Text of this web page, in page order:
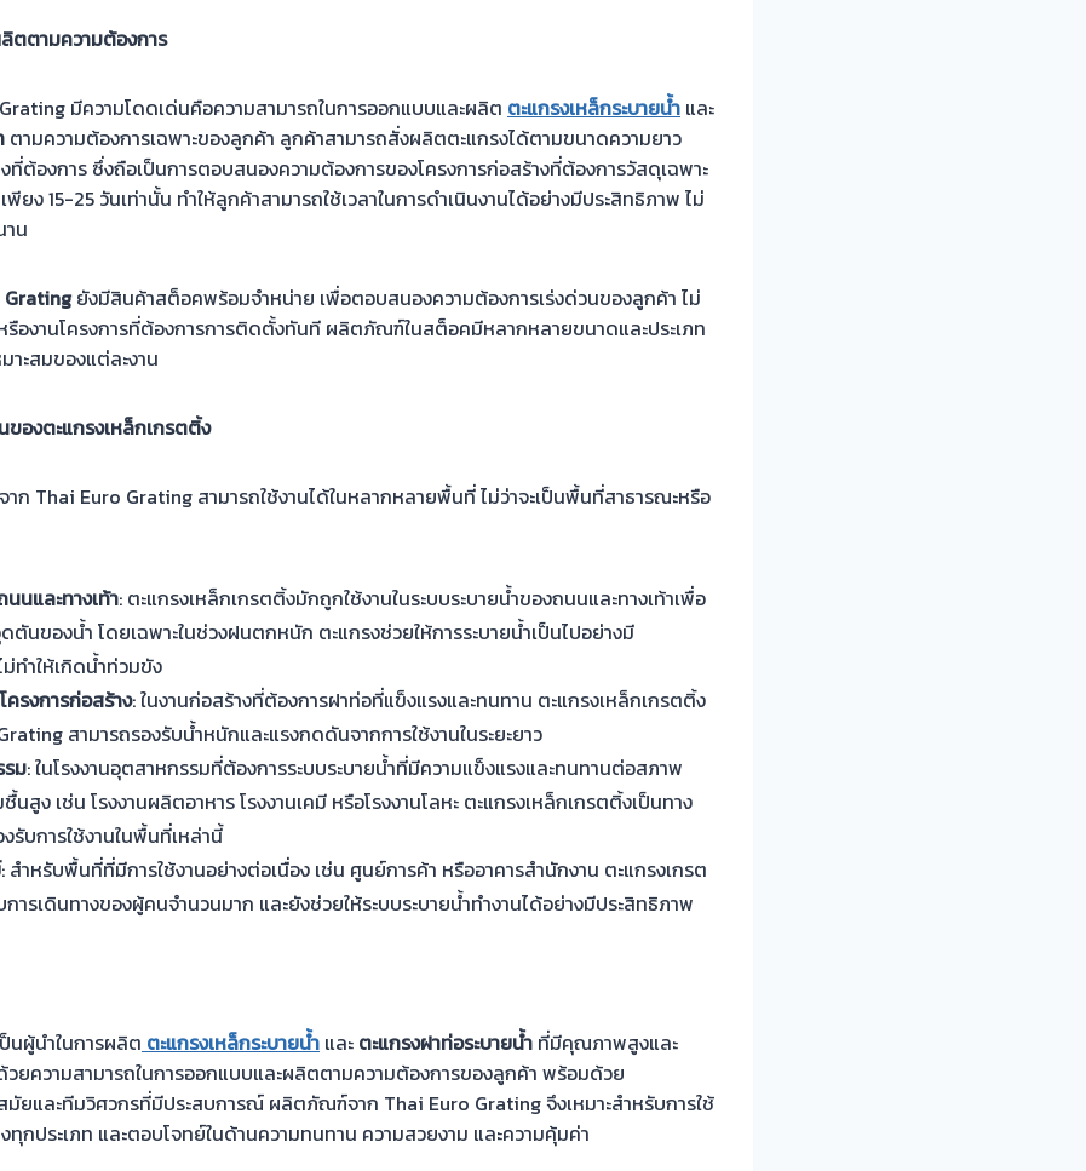
ตตามความต้องการ
มีความโดดเด่นคือความสามารถในการออกแบบและผลิต ตะแกรงเหล็กระบายน้ำ และ
ตามความต้องการเฉพาะของลูกค้า ลูกค้าสามารถสั่งผลิตตะแกรงได้ตามขนาดความยาว
ที่ต้องการ ซึ่งถือเป็นการตอบสนองความต้องการของโครงการก่อสร้างที่ต้องการวัสดุเฉพาะ
พียง 15-25 วันเท่านั้น ทำให้ลูกค้าสามารถใช้เวลาในการดำเนินงานได้อย่างมีประสิทธิภาพ ไม่
น
Gratingยังมีสินค้าสต็อคพร้อมจำหน่าย เพื่อตอบสนองความต้องการเร่งด่วนของลูกค้า ไม่
รืองานโครงการที่ต้องการการติดตั้งทันที ผลิตภัณฑ์ในสต็อคมีหลากหลายขนาดและประเภท
าะสมของแต่ละงาน
ของตะแกรงเหล็กเกรตติ้ง
าก Thai Euro Grating สามารถใช้งานได้ในหลากหลายพื้นที่ ไม่ว่าจะเป็นพื้นที่สาธารณะหรือ
นนและทางเท้า: ตะแกรงเหล็กเกรตติ้งมักถูกใช้งานในระบบระบายน้ำของถนนและทางเท้าเพื่อ
ตันของน้ำ โดยเฉพาะในช่วงฝนตกหนัก ตะแกรงช่วยให้การระบายน้ำเป็นไปอย่างมี
ทำให้เกิดน้ำท่วมขัง
ครงการก่อสร้าง: ในงานก่อสร้างที่ต้องการฝาท่อที่แข็งแรงและทนทาน ตะแกรงเหล็กเกรตติ้ง
สามารถรองรับน้ำหนักและแรงกดดันจากการใช้งานในระยะยาว
รม: ในโรงงานอุตสาหกรรมที่ต้องการระบบระบายน้ำที่มีความแข็งแรงและทนทานต่อสภาพ
สูง เช่น โรงงานผลิตอาหาร โรงงานเคมี หรือโรงงานโลหะ ตะแกรงเหล็กเกรตติ้งเป็นทาง
รับการใช้งานในพื้นที่เหล่านี้
: สำหรับพื้นที่ที่มีการใช้งานอย่างต่อเนื่อง เช่น ศูนย์การค้า หรืออาคารสำนักงาน ตะแกรงเกรต
ารเดินทางของผู้คนจำนวนมาก และยังช่วยให้ระบบระบายน้ำทำงานได้อย่างมีประสิทธิภาพ
นผู้นำในการผลิต ตะแกรงเหล็กระบายน้ำ และ ตะแกรงฝาท่อระบายน้ำ ที่มีคุณภาพสูงและ
วยความสามารถในการออกแบบและผลิตตามความต้องการของลูกค้า พร้อมด้วย
ยและทีมวิศวกรที่มีประสบการณ์ ผลิตภัณฑ์จาก Thai Euro Grating จึงเหมาะสำหรับการใช้
ทุกประเภท และตอบโจทย์ในด้านความทนทาน ความสวยงาม และความคุ้มค่า